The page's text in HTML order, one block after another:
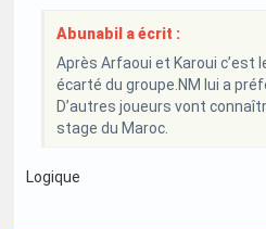
Abunabil a écrit :
Après Arfaoui et Karoui c’est
écarté du groupe.NM lui a
D’autres joueurs vont
stage du Maroc.
Logique